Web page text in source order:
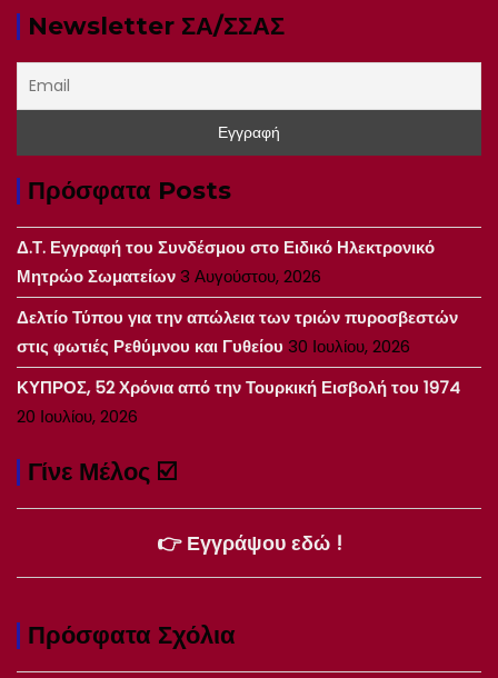
Newsletter ΣΑ/ΣΣΑΣ
Πρόσφατα Posts
Δ.Τ. Εγγραφή του Συνδέσμου στο Ειδικό Ηλεκτρονικό
Μητρώο Σωματείων3 Αυγούστου, 2026
Δελτίο Τύπου για την απώλεια των τριών πυροσβεστών
στις φωτιές Ρεθύμνου και Γυθείου 30 Ιουλίου, 2026
ΚΥΠΡΟΣ, 52 Χρόνια από την Τουρκική Εισβολή του 1974
20 Ιουλίου, 2026
Γίνε Μέλος ☑️
👉 Εγγράψου εδώ !
Πρόσφατα Σχόλια